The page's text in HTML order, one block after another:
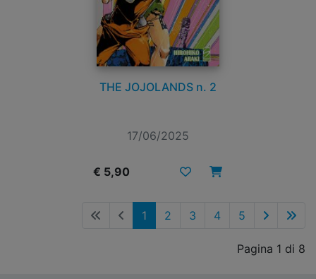
THE JOJOLANDS n. 2
17/06/2025
€ 5,90
1 2 3 4 5
Pagina 1 di 8